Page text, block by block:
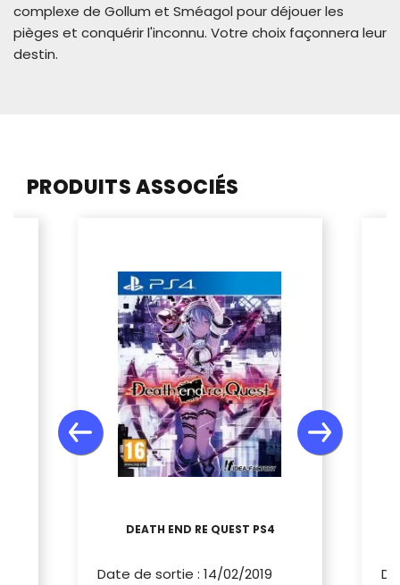
complexe de Gollum et Sméagol pour déjouer les
pièges et conquérir l'inconnu. Votre choix façonnera leur
destin.
PRODUITS ASSOCIÉS
DEATH END RE QUEST PS4
Date de sortie : 14/02/2019